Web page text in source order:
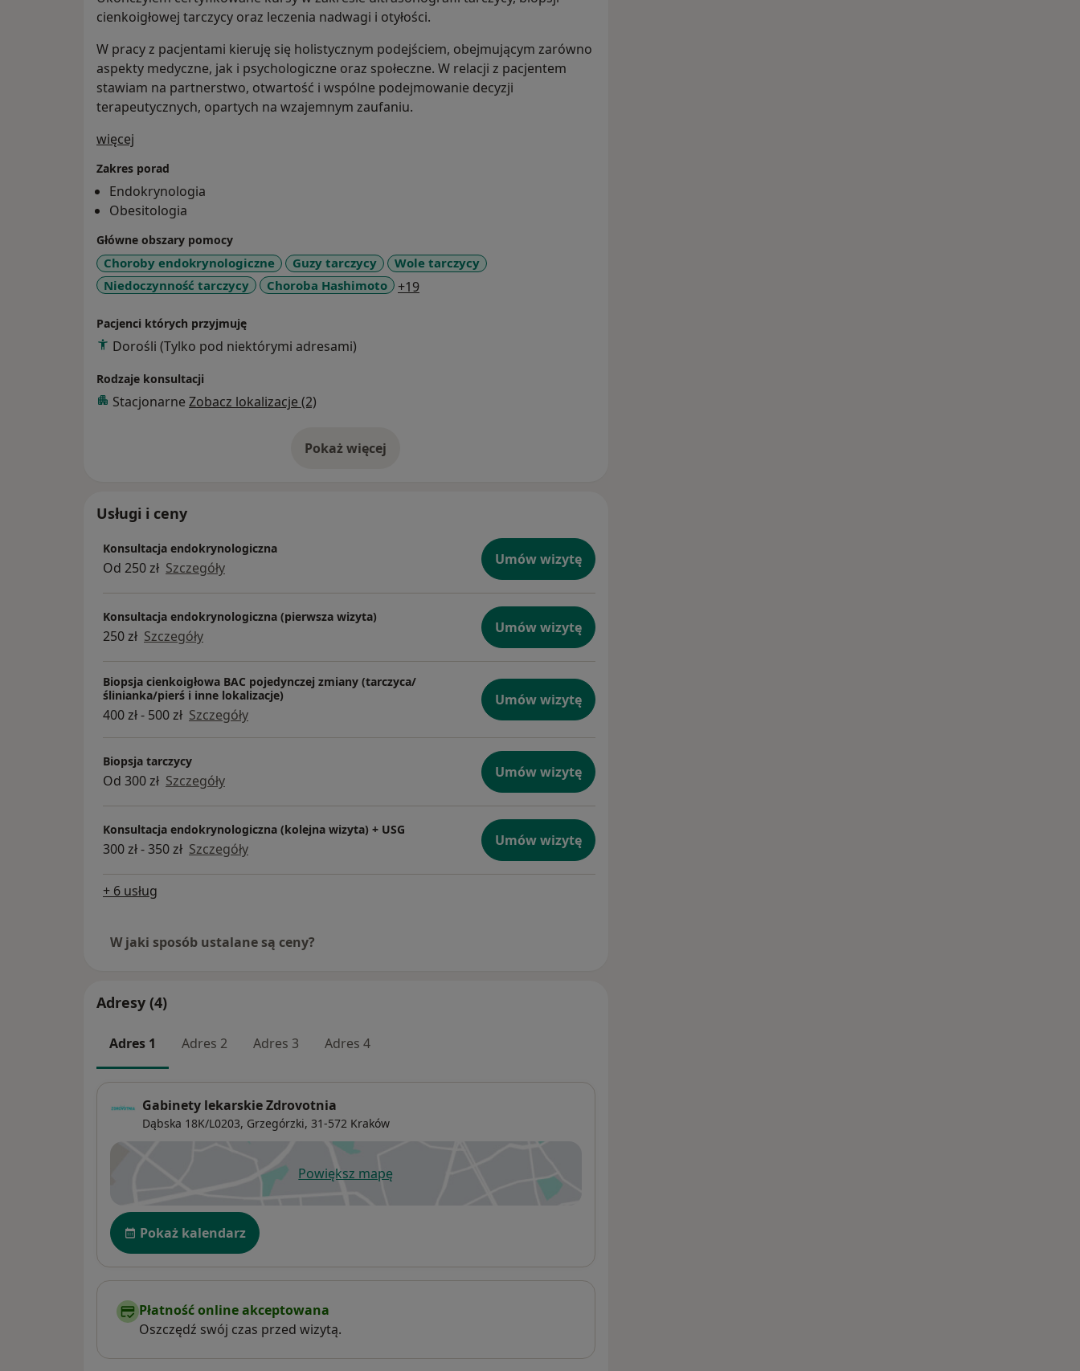
cienkoigłowej tarczycy oraz leczenia nadwagi i otyłości.
W pracy z pacjentami kieruję się holistycznym podejściem, obejmującym zarówno
aspekty medyczne, jak i psychologiczne oraz społeczne. W relacji z pacjentem
stawiam na partnerstwo, otwartość i wspólne podejmowanie decyzji
terapeutycznych, opartych na wzajemnym zaufaniu.
więcej
Zakres porad
Endokrynologia
Obesitologia
Główne obszary pomocy
Choroby endokrynologiczne Guzy tarczycy
Wole tarczycy
Niedoczynność tarczycy
Choroba Hashimoto +19a11y_sr_more_diseases
Pacjenci których przyjmuję
Dorośli (Tylko pod niektórymi adresami)
Rodzaje konsultacji
Stacjonarne Zobacz lokalizacje (2)
Pokaż więcejo doświadczeniu
Usługi i ceny
Konsultacja endokrynologiczna
Od 250 zł Szczegóły Umów wizytę
Konsultacja endokrynologiczna (pierwsza wizyta)
250 zł Szczegóły Umów wizytę
Biopsja cienkoigłowa BAC pojedynczej zmiany (tarczyca/
ślinianka/pierś i inne lokalizacje)
400 zł - 500 zł Szczegóły
Umów wizytę
Biopsja tarczycy
Od 300 zł Szczegóły Umów wizytę
Konsultacja endokrynologiczna (kolejna wizyta) + USG
300 zł - 350 zł Szczegóły Umów wizytę
+ 6 usług
W jaki sposób ustalane są ceny?
Adresy (4)
Adres 1 Adres 2 Adres 3 Adres 4
Gabinety lekarskie Zdrovotnia
Dąbska 18K/L0203, Grzegórzki, 31-572 Kraków
Powiększ mapęotwiera się w nowej karcie
Dostępność
Pokaż kalendarz
Płatność online akceptowana
Oszczędź swój czas przed wizytą.